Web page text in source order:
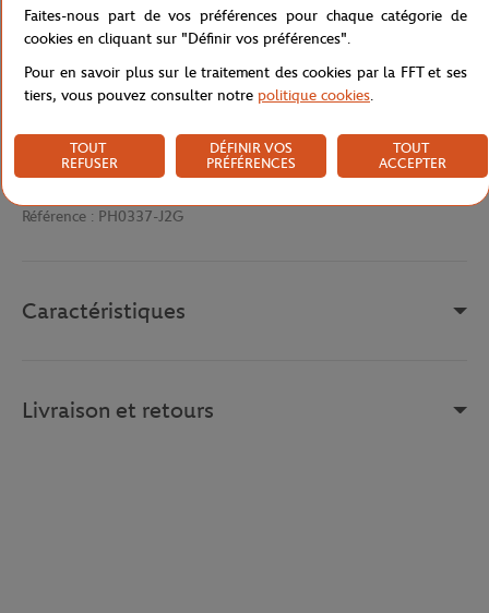
Le col côtelé, directement inspiré de la collection Défilé Lacoste, et
les finitions côtelées sur les épaules apportent une structure nette
et reconnaissable, signature visuelle des arbitres Roland-Garros.
Le logo Roland-Garros et le crocodile brodé cousu sur la poitrine
d'un tournoi mythique et d'une maison française au savoir-faire
intemporel. Une pièce collector pour porter un peu de l'autorité et
du prestige du court central.
Référence : PH0337-J2G
Caractéristiques
Livraison et retours
Faites-nous part de vos préférences pour chaque catégorie de
cookies en cliquant sur "Définir vos préférences".
Pour en savoir plus sur le traitement des cookies par la FFT et ses
tiers, vous pouvez consulter notre politique cookies.
TOUT
REFUSER
DÉFINIR VOS
PRÉFÉRENCES
TOUT
ACCEPTER